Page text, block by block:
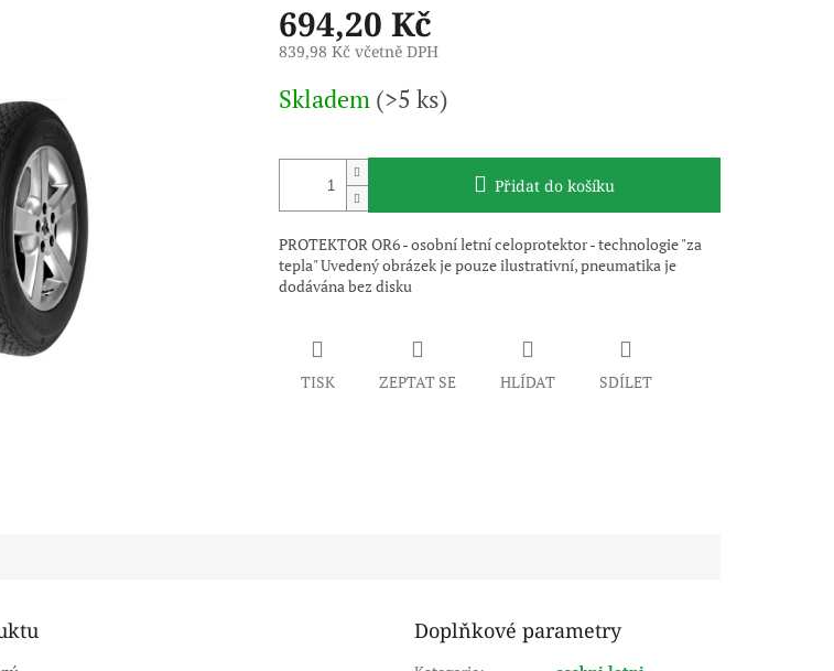
694,20 Kč
839,98 Kč včetně DPH
cena:
Skladem (>5 ks)
Přidat do košíku
PROTEKTOR OR6 - osobní letní celoprotektor - technologie "za
tepla" Uvedený obrázek je pouze ilustrativní, pneumatika je
dodávána bez disku
TISK ZEPTAT SE HLÍDAT SDÍLET
Doplňkové parametry